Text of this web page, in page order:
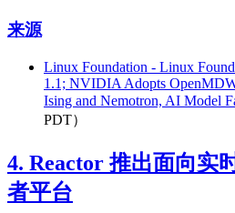
来源
Linux Foundation - Linux
1.1; NVIDIA Adopts
Ising and Nemotron, AI Model
PDT）
4. Reactor 推出面向实
者平台